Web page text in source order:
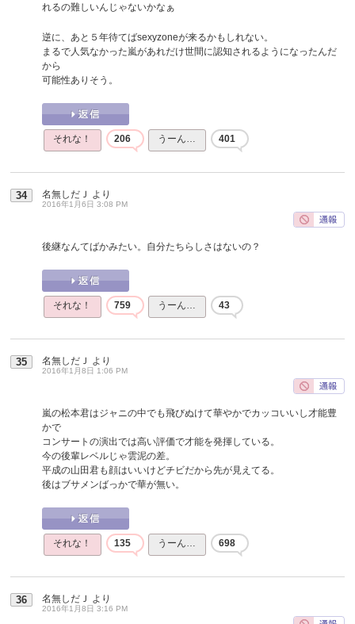
れるの難しいんじゃないかなぁ
逆に、あと５年待てばsexyzoneが来るかもしれない。
まるで人気なかった嵐があれだけ世間に認知されるようになったんだ
から
可能性ありそう。
それな！ 206 うーん… 401
34 名無しだＪ より
2016年1月6日 3:08 PM
後継なんてばかみたい。自分たちらしさはないの？
それな！ 759 うーん… 43
35 名無しだＪ より
2016年1月8日 1:06 PM
嵐の松本君はジャニの中でも飛びぬけて華やかでカッコいいし才能豊
かで
コンサートの演出では高い評価で才能を発揮している。
今の後輩レベルじゃ雲泥の差。
平成の山田君も顔はいいけどチビだから先が見えてる。
後はブサメンばっかで華が無い。
それな！ 135 うーん… 698
36 名無しだＪ より
2016年1月8日 3:16 PM